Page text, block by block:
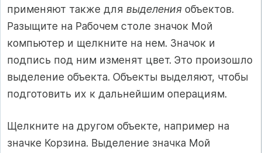
применяют также для выделения объектов.
Разыщите на Рабочем столе значок Мой
компьютер и щелкните на нем. Значок и
подпись под ним изменят цвет. Это произошло
выделение объекта. Объекты выделяют, чтобы
подготовить их к дальнейшим операциям.
Щелкните на другом объекте, например на
значке Корзина. Выделение значка Мой